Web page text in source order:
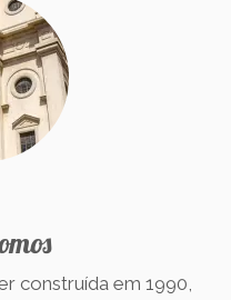
construída em 1990,